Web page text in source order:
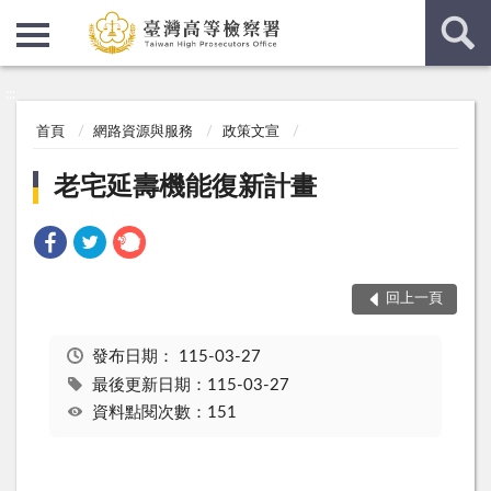
首頁 網路資源與服務 政策文宣
老宅延壽機能復新計畫
回上一頁
發布日期： 115-03-27
最後更新日期：115-03-27
資料點閱次數：151